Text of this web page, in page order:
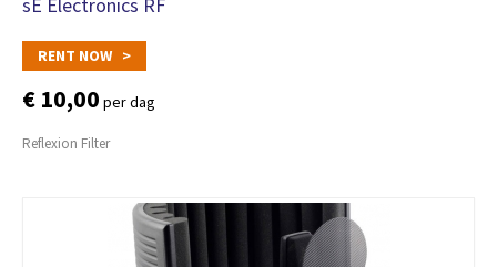
RENT NOW >
€ 10,00 per dag
Reflexion Filter